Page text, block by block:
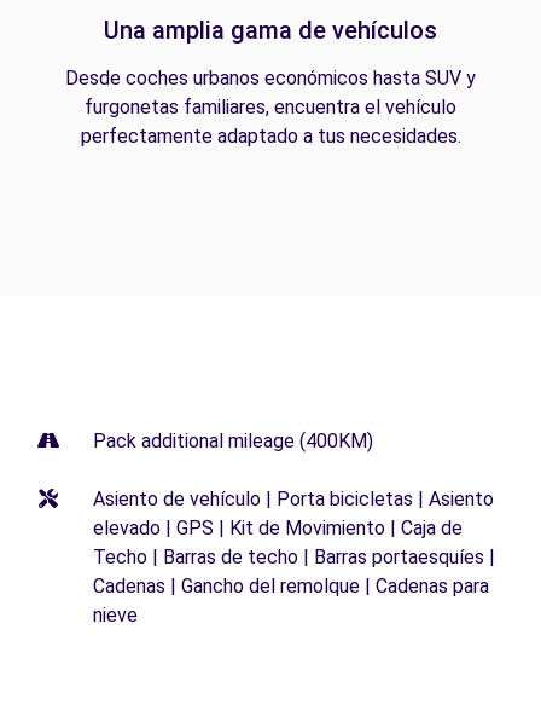
Una amplia gama de vehículos
Desde coches urbanos económicos hasta SUV y
furgonetas familiares, encuentra el vehículo
perfectamente adaptado a tus necesidades.
Pack additional mileage (400KM)
Asiento de vehículo | Porta bicicletas | Asiento
elevado | GPS | Kit de Movimiento | Caja de
Techo | Barras de techo | Barras portaesquíes |
Cadenas | Gancho del remolque | Cadenas para
nieve